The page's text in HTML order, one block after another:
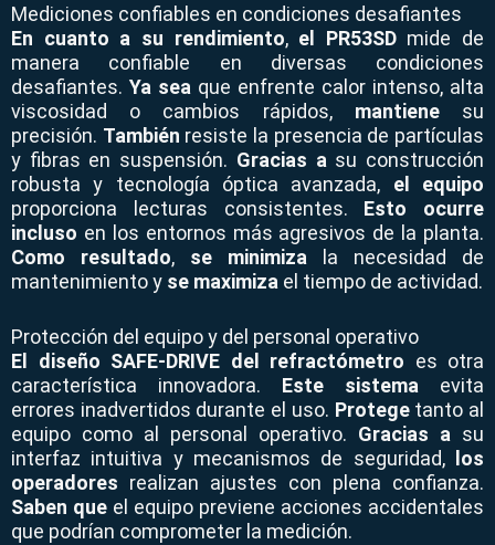
Mediciones confiables en condiciones desafiantes
En cuanto a su rendimiento, el PR53SDmide de
manera confiable en diversas condiciones
desafiantes. Ya sea que enfrente calor intenso, alta
viscosidad o cambios rápidos, mantienesu
precisión. También resiste la presencia de partículas
y fibras en suspensión. Gracias a su construcción
robusta y tecnología óptica avanzada, el equipo
proporciona lecturas consistentes. Esto ocurre
incluso en los entornos más agresivos de la planta.
Como resultado, se minimiza la necesidad de
mantenimiento y se maximiza el tiempo de actividad.
Protección del equipo y del personal operativo
El diseño SAFE-DRIVE del refractómetro es otra
característica innovadora. Este sistema evita
errores inadvertidos durante el uso. Protegetanto al
equipo como al personal operativo. Gracias a su
interfaz intuitiva y mecanismos de seguridad,
los
operadores realizan ajustes con plena confianza.
Saben que el equipo previene acciones accidentales
que podrían comprometer la medición.